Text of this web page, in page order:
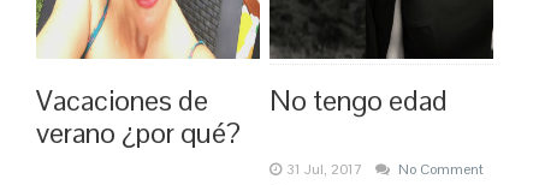
premeditados. Y aquí es
dónde
Vacaciones de
verano ¿por qué?
No tengo edad
31 Jul, 2017
No Comment